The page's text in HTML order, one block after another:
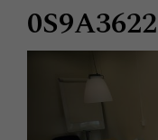
0S9A3622